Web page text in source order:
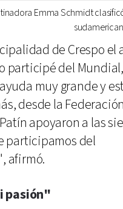
Emma Schmidt
de Crespo el
participé del
muy grande y
desde la Federación
apoyaron a las
participamos del
afirmó.
pasión"